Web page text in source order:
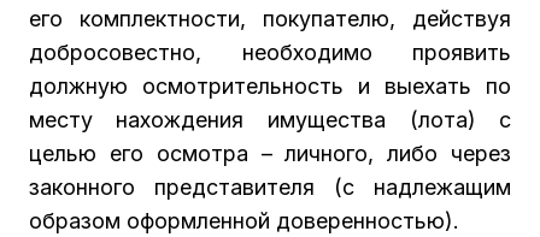
его комплектности, покупателю, действуя
добросовестно, необходимо проявить
должную осмотрительность и выехать по
месту нахождения имущества (лота) с
целью его осмотра – личного, либо через
законного представителя (с надлежащим
образом оформленной доверенностью).